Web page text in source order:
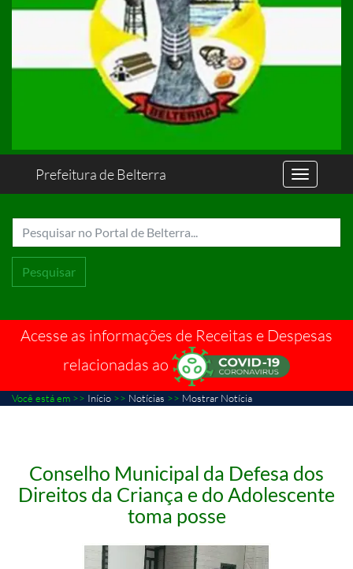
Prefeitura de Belterra
Pesquisar
Acesse as informações de Receitas e Despesas
relacionadas ao
Você está em >> Início >> Notícias >> Mostrar Notícia
Conselho Municipal da Defesa dos
Direitos da Criança e do Adolescente
toma posse